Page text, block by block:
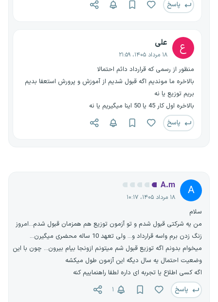
پاسخ
ع علی
۱۸ مرداد ۱۴۰۵، ۲۱:۵۹
منظور از رسمی که قرارداد دائم احتمالا
بالاخره ما موندیم اگه قبول شدیم از آموزش و پرورش استعفا بدیم
بریم توزیع یا نه
بالاخره اول کار 45 یا 50 اینا میگیریم یا نه
پاسخ
A
A.m
۱۸ مرداد ۱۴۰۵، ۱۰:۱۷
سلام
من یه شرکتی قبول شدم و تو آزمون توزیع هم همزمان قبول شدم...امروز
زنگ زدن برم واسه قرارداد و... ولی تعهد 10 ساله محضری میگیرن...
میخوام بدونم اگه توزیع قبول شم میتونم ازونجا بیام بیرون... چون با این
وضعیت احتمال یه سال دیگه این آزمون طول میکشه
اگه کسی اطلاع یا تجربه ای داره لطفا راهنماییم کنه
پاسخ
۱